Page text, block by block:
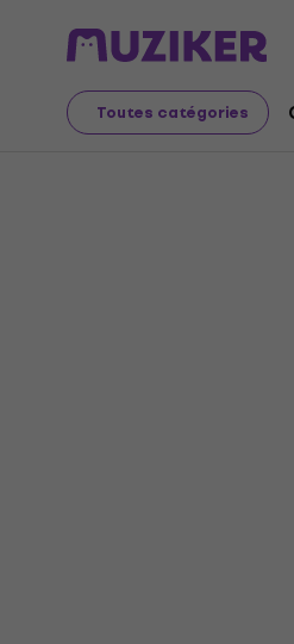
Toutes catégories
Muziker Blog Gear